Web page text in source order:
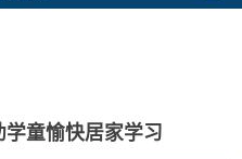
童愉快居家学习